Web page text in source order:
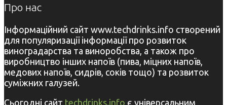
Про нас
Інформаційний сайт www.techdrinks.info створений
для популяризації інформації про розвиток
виноградарства та виноробства, а також про
виробництво інших напоїв (пива, міцних напоїв,
медових напоїв, сидрів, соків тощо) та розвиток
суміжних галузей.
Сьогодні сайт techdrinks.info є універсальним